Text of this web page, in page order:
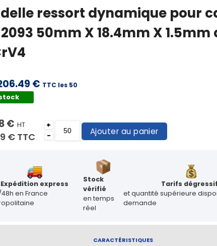
ressort dynamique pour
2093 50mm X 18.4mm X 1.5mm
€ TTC les 50
€ HT
€ TTC
+
-
Ajouter au panier
Expédition express
en France
Stock
vérifié
en temps
réel
Tarifs
et quantité supérieure
demande
CARACTÉRISTIQUES